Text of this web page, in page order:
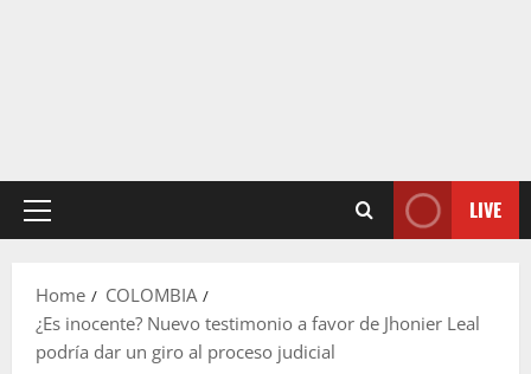
Primary
LIVE
Home
COLOMBIA
¿Es inocente? Nuevo testimonio a favor de Jhonier Leal
podría dar un giro al proceso judicial